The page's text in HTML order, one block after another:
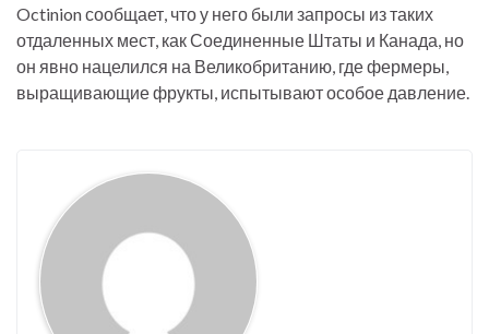
Octinion сообщает, что у него были запросы из таких
отдаленных мест, как Соединенные Штаты и Канада, но
он явно нацелился на Великобританию, где фермеры,
выращивающие фрукты, испытывают особое давление.